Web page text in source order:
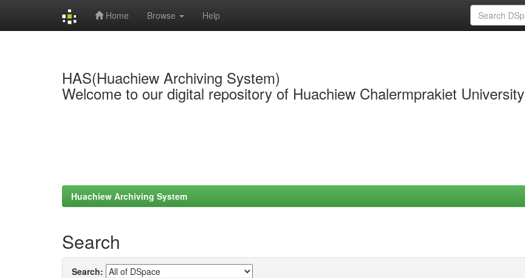
Home Browse Help
HAS(Huachiew Archiving System)
Welcome to our digital repository of Huachiew Chalermprakiet University
Huachiew Archiving System
Search
Search: